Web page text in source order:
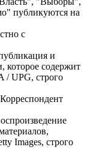
публикуются на
с
и
которое содержит
/ UPG, строго
Images, строго